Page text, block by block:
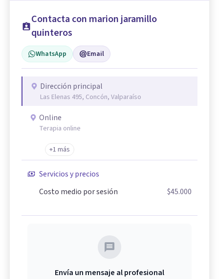
Contacta con marion jaramillo
quinteros
WhatsApp Email
Dirección principal
Las Elenas 495, Concón, Valparaíso
Online
Terapia online
+1 más
Servicios y precios
Costo medio por sesión
$45.000
Envía un mensaje al profesional